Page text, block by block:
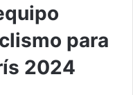
para
2024